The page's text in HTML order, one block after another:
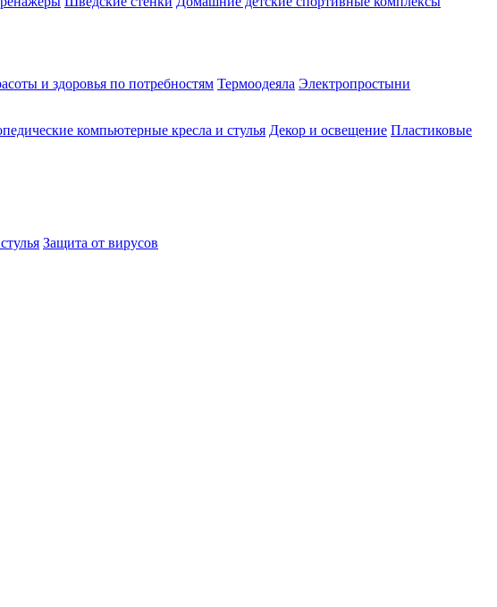
и здоровья по потребностям Термоодеяла Электропростыни
компьютерные кресла и стулья Декор и освещение Пластиковые
Защита от вирусов